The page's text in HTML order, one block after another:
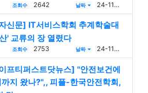
조회수 2642 날짜 24-11-15
신문] IT서비스학회 추계학술대
' 교류의 장 열렸다
조회수 2753 날짜 24-11-15
프티퍼스트닷뉴스] "안전보건에
지 왔나?",, 피플-한국안전학회,